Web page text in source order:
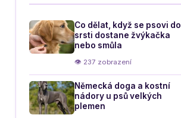
Co dělat, když se psovi do
srsti dostane žvýkačka
nebo smůla
👁 237 zobrazení
Německá doga a kostní
nádory u psů velkých
plemen